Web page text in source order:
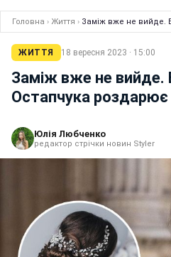
Головна › Життя › Заміж вже не вийде.
ЖИТТЯ 18 вересня 2023 · 15:00
Заміж вже не вийде.
Остапчука роздарює
Юлія Любченко
редактор стрічки новин Styler